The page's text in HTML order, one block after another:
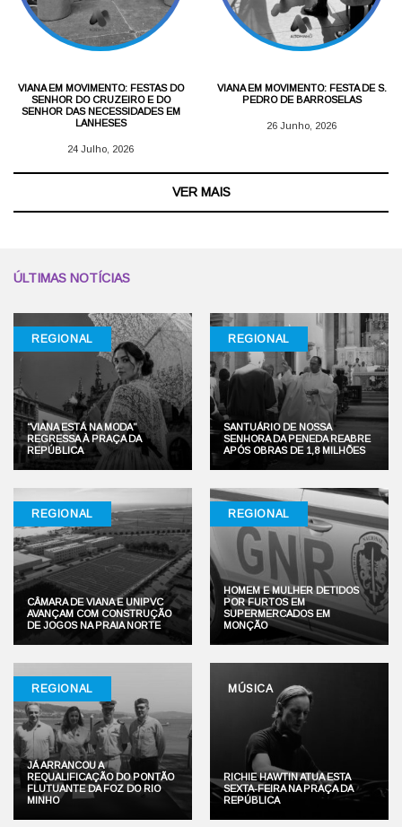
VIANA EM MOVIMENTO: FESTAS DO
SENHOR DO CRUZEIRO E DO
SENHOR DAS NECESSIDADES EM
LANHESES
24 Julho, 2026
VIANA EM MOVIMENTO: FESTA DE S.
PEDRO DE BARROSELAS
26 Junho, 2026
VER MAIS
ÚLTIMAS NOTÍCIAS
REGIONAL
“VIANA ESTÁ NA MODA”
REGRESSA À PRAÇA DA
REPÚBLICA
REGIONAL
SANTUÁRIO DE NOSSA
SENHORA DA PENEDA REABRE
APÓS OBRAS DE 1,8 MILHÕES
REGIONAL
CÂMARA DE VIANA E UNIPVC
AVANÇAM COM CONSTRUÇÃO
DE JOGOS NA PRAIA NORTE
REGIONAL
HOMEM E MULHER DETIDOS
POR FURTOS EM
SUPERMERCADOS EM
MONÇÃO
REGIONAL
JÁ ARRANCOU A
REQUALIFICAÇÃO DO PONTÃO
FLUTUANTE DA FOZ DO RIO
MINHO
MÚSICA
RICHIE HAWTIN ATUA ESTA
SEXTA-FEIRA NA PRAÇA DA
REPÚBLICA